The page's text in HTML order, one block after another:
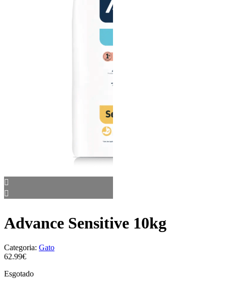
Advance Sensitive 10kg
Categoria: Gato
62.99€
Esgotado